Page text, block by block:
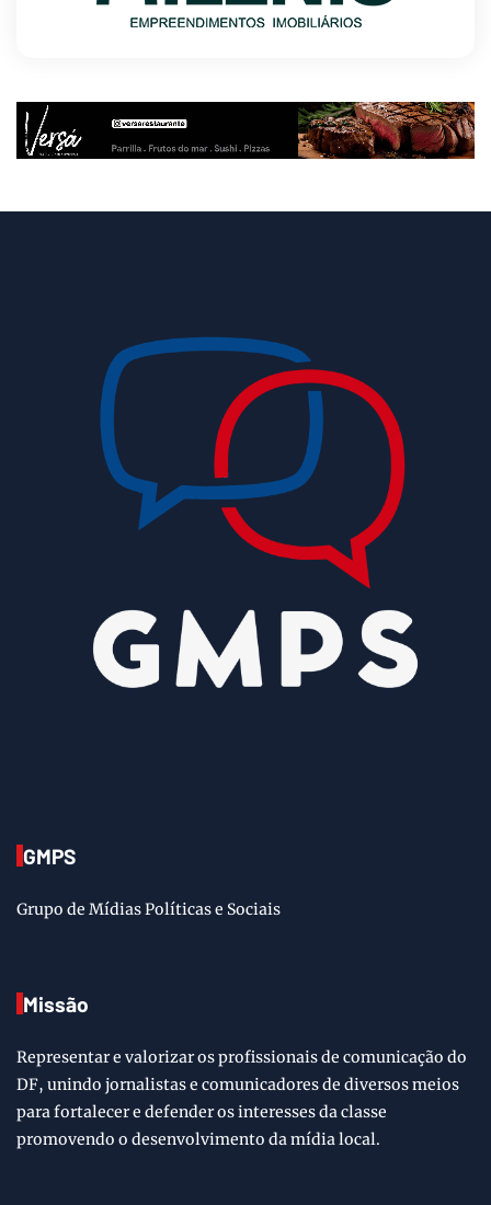
GMPS
Grupo de Mídias Políticas e Sociais
Missão
Representar e valorizar os profissionais de comunicação do
DF, unindo jornalistas e comunicadores de diversos meios
para fortalecer e defender os interesses da classe
promovendo o desenvolvimento da mídia local.